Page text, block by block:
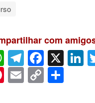
com
WhatsApp
Telegram
X
Pinterest
Email
Copy
Link